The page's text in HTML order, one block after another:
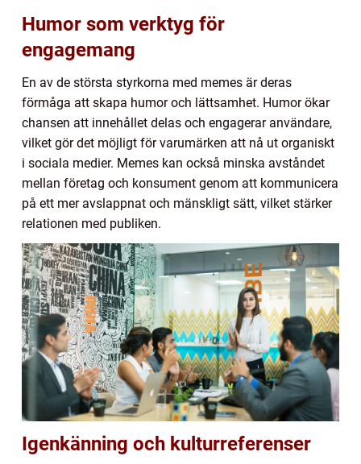
Humor som verktyg för
engagemang
En av de största styrkorna med memes är deras
förmåga att skapa humor och lättsamhet. Humor ökar
chansen att innehållet delas och engagerar användare,
vilket gör det möjligt för varumärken att nå ut organiskt
i sociala medier. Memes kan också minska avståndet
mellan företag och konsument genom att kommunicera
på ett mer avslappnat och mänskligt sätt, vilket stärker
relationen med publiken.
Igenkänning och kulturreferenser